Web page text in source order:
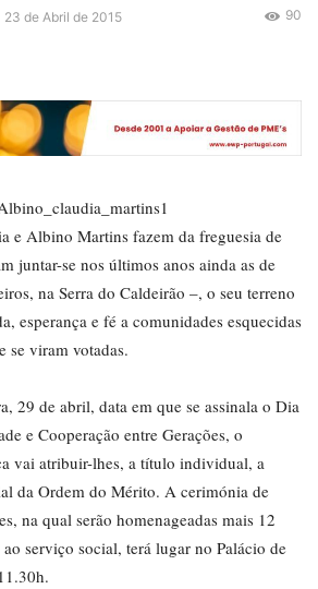
23 de Abril de 2015 90
e Albino Martins fazem da freguesia de
juntar-se nos últimos anos ainda as de
na Serra do Caldeirão –, o seu terreno
esperança e fé a comunidades esquecidas
se viram votadas.
29 de abril, data em que se assinala o Dia
e Cooperação entre Gerações, o
vai atribuir-lhes, a título individual, a
da Ordem do Mérito. A cerimónia de
na qual serão homenageadas mais 12
serviço social, terá lugar no Palácio de